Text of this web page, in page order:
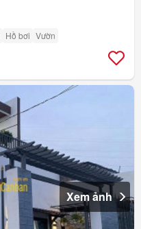
Hồ bơi Vườn
Xem ảnh